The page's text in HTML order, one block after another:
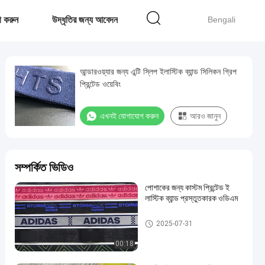
Bengali
করুন উদ্ধৃতির জন্য আবেদন
আন্ডারওয়্যার জন্য এন্টি স্লিপ ইলাস্টিক ব্যান্ড সিলিকন গ্রিপ
প্রিন্টেড ওয়েবিং
এখনই যোগাযোগ করুন আরও জানুন
সম্পর্কিত ভিডিও
00:18
পোশাকের জন্য কাস্টম প্রিন্টেড ই
লাস্টিক ব্যান্ড প্রস্তুতকারক ওডিএম
মুদ্রিত ইলাস্টিক ব্যান্ড
2025-07-31